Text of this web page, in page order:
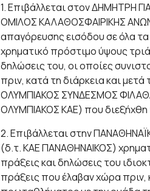
1. Επιβάλλεται στον ΔΗΜΗΤΡΗ
ΟΜΙΛΟΣ ΚΑΛΑΘΟΣΦΑΙΡΙΚΗΣ
απαγόρευσης εισόδου σε όλα
χρηματικό πρόστιμο ύψους
δηλώσεις του, οι οποίες
πριν, κατά τη διάρκεια και
ΟΛΥΜΠΙΑΚΟΣ ΣΥΝΔΕΣΜΟΣ
ΟΛΥΜΠΙΑΚΟΣ ΚΑΕ) που διεξήχθη
2. Επιβάλλεται στην
(δ.τ. ΚΑΕ ΠΑΝΑΘΗΝΑΙΚΟΣ)
πράξεις και δηλώσεις του
πράξεις που έλαβαν χώρα πριν,